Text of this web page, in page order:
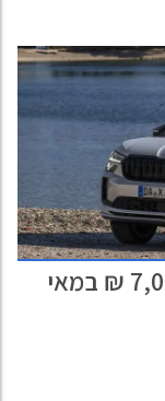
מבצע סקודה בהנחות של עד 7,000 ₪ במאי